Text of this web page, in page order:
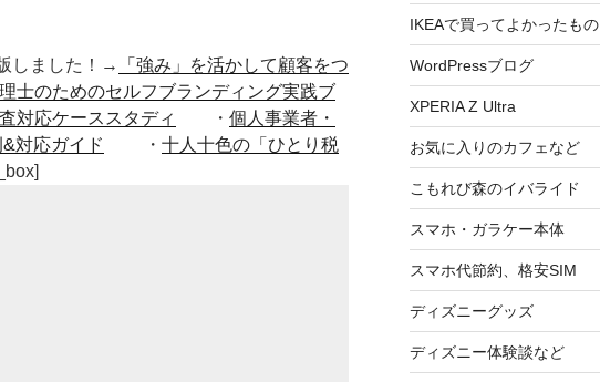
しました！→
「強み」を活かして顧客をつ
士のためのセルフブランディング実践ブ
対応ケーススタディ ・ 個人事業者・
対応ガイド
・ 十人十色の「ひとり税
IKEAで買ってよかったもの
WordPressブログ
XPERIA Z Ultra
お気に入りのカフェなど
こもれび森のイバライド
スマホ・ガラケー本体
スマホ代節約、格安SIM
ディズニーグッズ
ディズニー体験談など